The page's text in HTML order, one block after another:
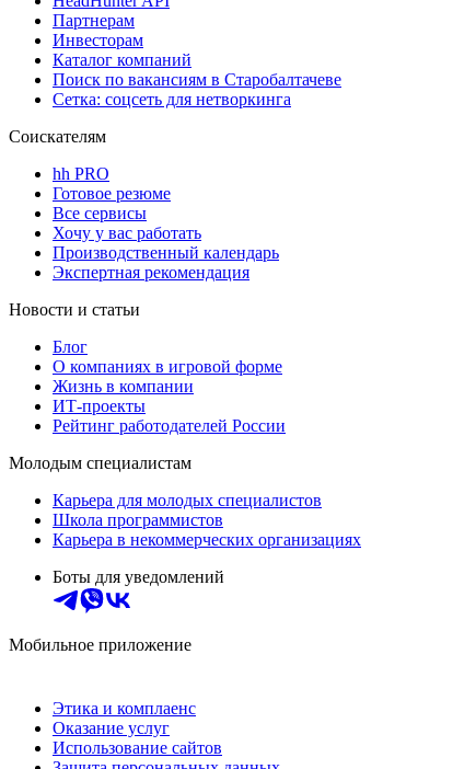
Партнерам
Инвесторам
Каталог компаний
Поиск по вакансиям в Старобалтачеве
Сетка: соцсеть для нетворкинга
Соискателям
hh PRO
Готовое резюме
Все сервисы
Хочу у вас работать
Производственный календарь
Экспертная рекомендация
Новости и статьи
Блог
О компаниях в игровой форме
Жизнь в компании
ИТ-проекты
Рейтинг работодателей России
Молодым специалистам
Карьера для молодых специалистов
Школа программистов
Карьера в некоммерческих организациях
Боты для уведомлений
Мобильное приложение
Этика и комплаенс
Оказание услуг
Использование сайтов